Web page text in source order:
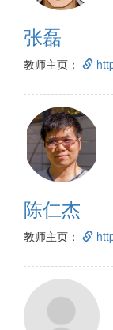
张磊
教师主页：
陈仁杰
教师主页：